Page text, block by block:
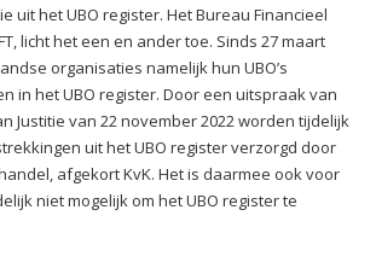
uit het UBO register. Het Bureau Financieel
licht het een en ander toe. Sinds 27 maart
organisaties namelijk hun UBO’s
in het UBO register. Door een uitspraak van
Justitie van 22 november 2022 worden tijdelijk
uit het UBO register verzorgd door
afgekort KvK. Het is daarmee ook voor
niet mogelijk om het UBO register te